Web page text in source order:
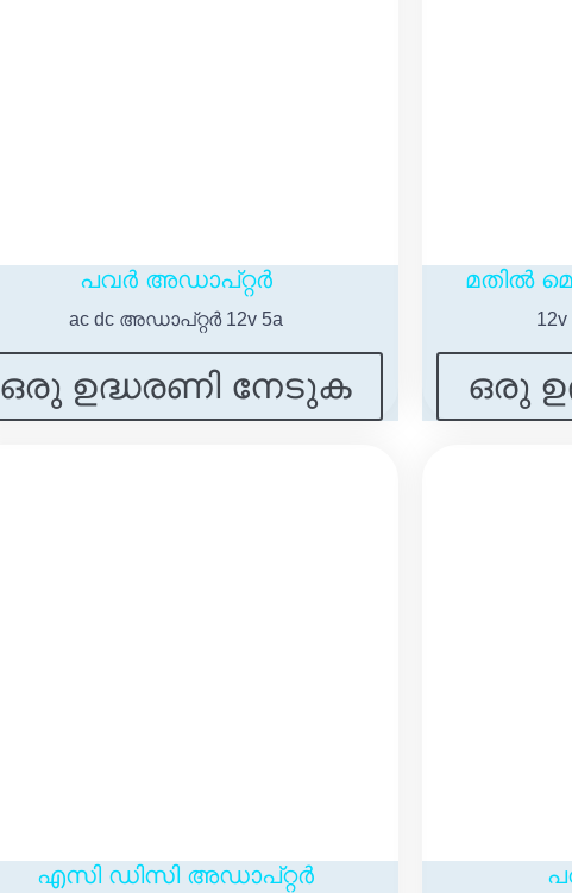
പവർ അഡാപ്റ്റർ
ac dc അഡാപ്റ്റർ 12v 5a
ഒരു ഉദ്ധരണി നേടുക
മതിൽ
ഒരു
എസി ഡിസി അഡാപ്റ്റർ